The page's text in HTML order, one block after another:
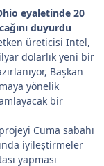
eyaletinde 20
duyurdu
üreticisi Intel,
dolarlık yeni bir
Başkan
yönelik
bir
Cuma sabahı
iyileştirmeler
yapması